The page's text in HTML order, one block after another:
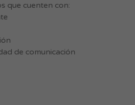
que cuenten con:
de comunicación